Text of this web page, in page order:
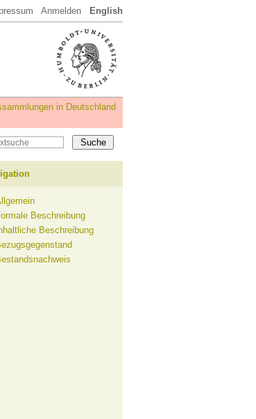
Anmelden English
in Deutschland
Beschreibung
Beschreibung